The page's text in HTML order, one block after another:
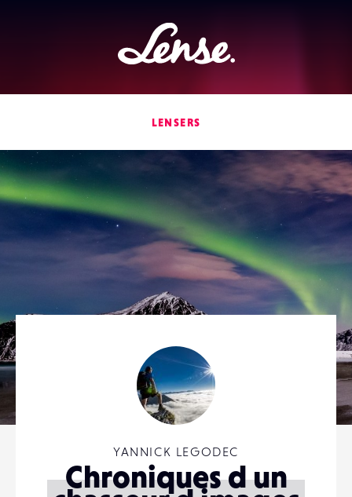
Lense
LENSERS
YANNICK LEGODEC
Chroniques d un